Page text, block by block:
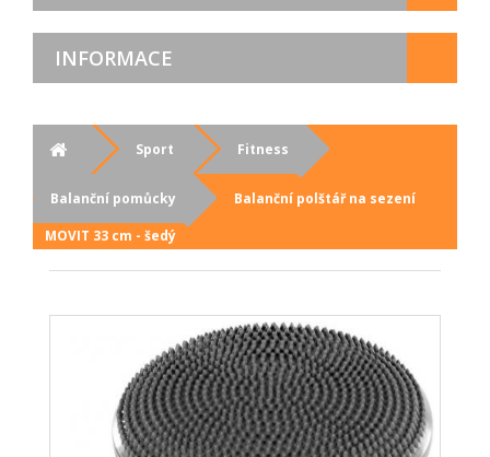
INFORMACE
Sport Fitness
Balanční pomůcky
Balanční polštář na sezení
MOVIT 33 cm - šedý